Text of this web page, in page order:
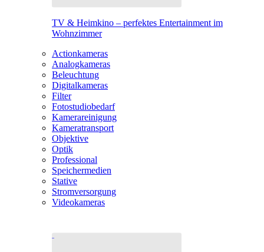
TV & Heimkino – perfektes Entertainment im
Wohnzimmer
Actionkameras
Analogkameras
Beleuchtung
Digitalkameras
Filter
Fotostudiobedarf
Kamerareinigung
Kameratransport
Objektive
Optik
Professional
Speichermedien
Stative
Stromversorgung
Videokameras